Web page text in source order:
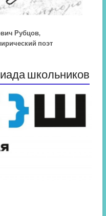
Рубцов,
поэт
школьников